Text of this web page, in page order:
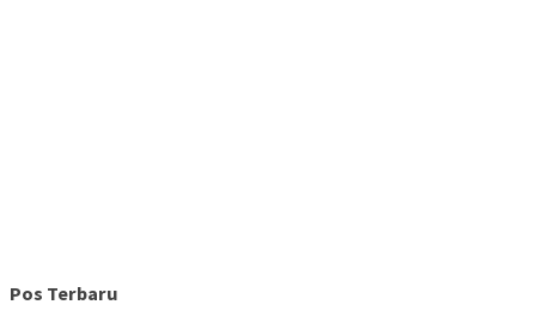
Pos Terbaru